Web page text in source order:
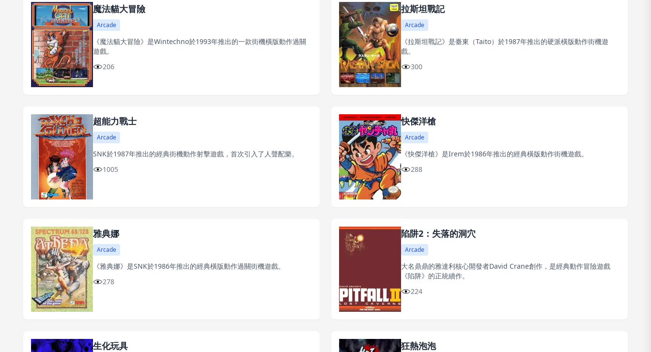
魔法貓大冒險
Arcade
《魔法貓大冒險》是Wintechno於1993年推出的一款街機橫版動作過關
遊戲。
206
拉斯坦戰記
Arcade
《拉斯坦戰記》是臺東（Taito）於1987年推出的硬派橫版動作街機遊
戲。
300
超能力戰士
Arcade
SNK於1987年推出的經典街機動作射擊遊戲，首次引入了人聲配樂。
1005
快傑洋槍
Arcade
《快傑洋槍》是Irem於1986年推出的經典橫版動作街機遊戲。
288
雅典娜
Arcade
《雅典娜》是SNK於1986年推出的經典橫版動作過關街機遊戲。
278
陷阱2：失落的洞穴
Arcade
大名鼎鼎的雅達利核心開發者David Crane創作，是經典動作冒險遊戲
《陷阱》的正統續作。
224
生化玩具 狂熱泡泡